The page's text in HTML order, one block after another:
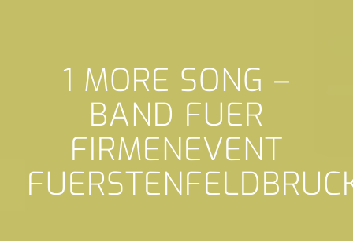
1 MORE SONG –
BAND FUER
FIRMENEVENT